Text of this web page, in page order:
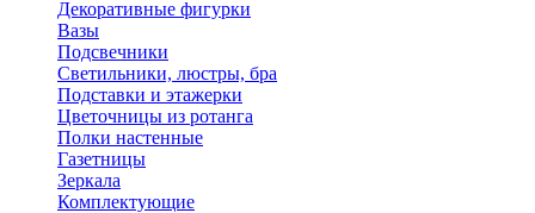
Декоративные фигурки
Вазы
Подсвечники
Светильники, люстры, бра
Подставки и этажерки
Цветочницы из ротанга
Полки настенные
Газетницы
Зеркала
Комплектующие